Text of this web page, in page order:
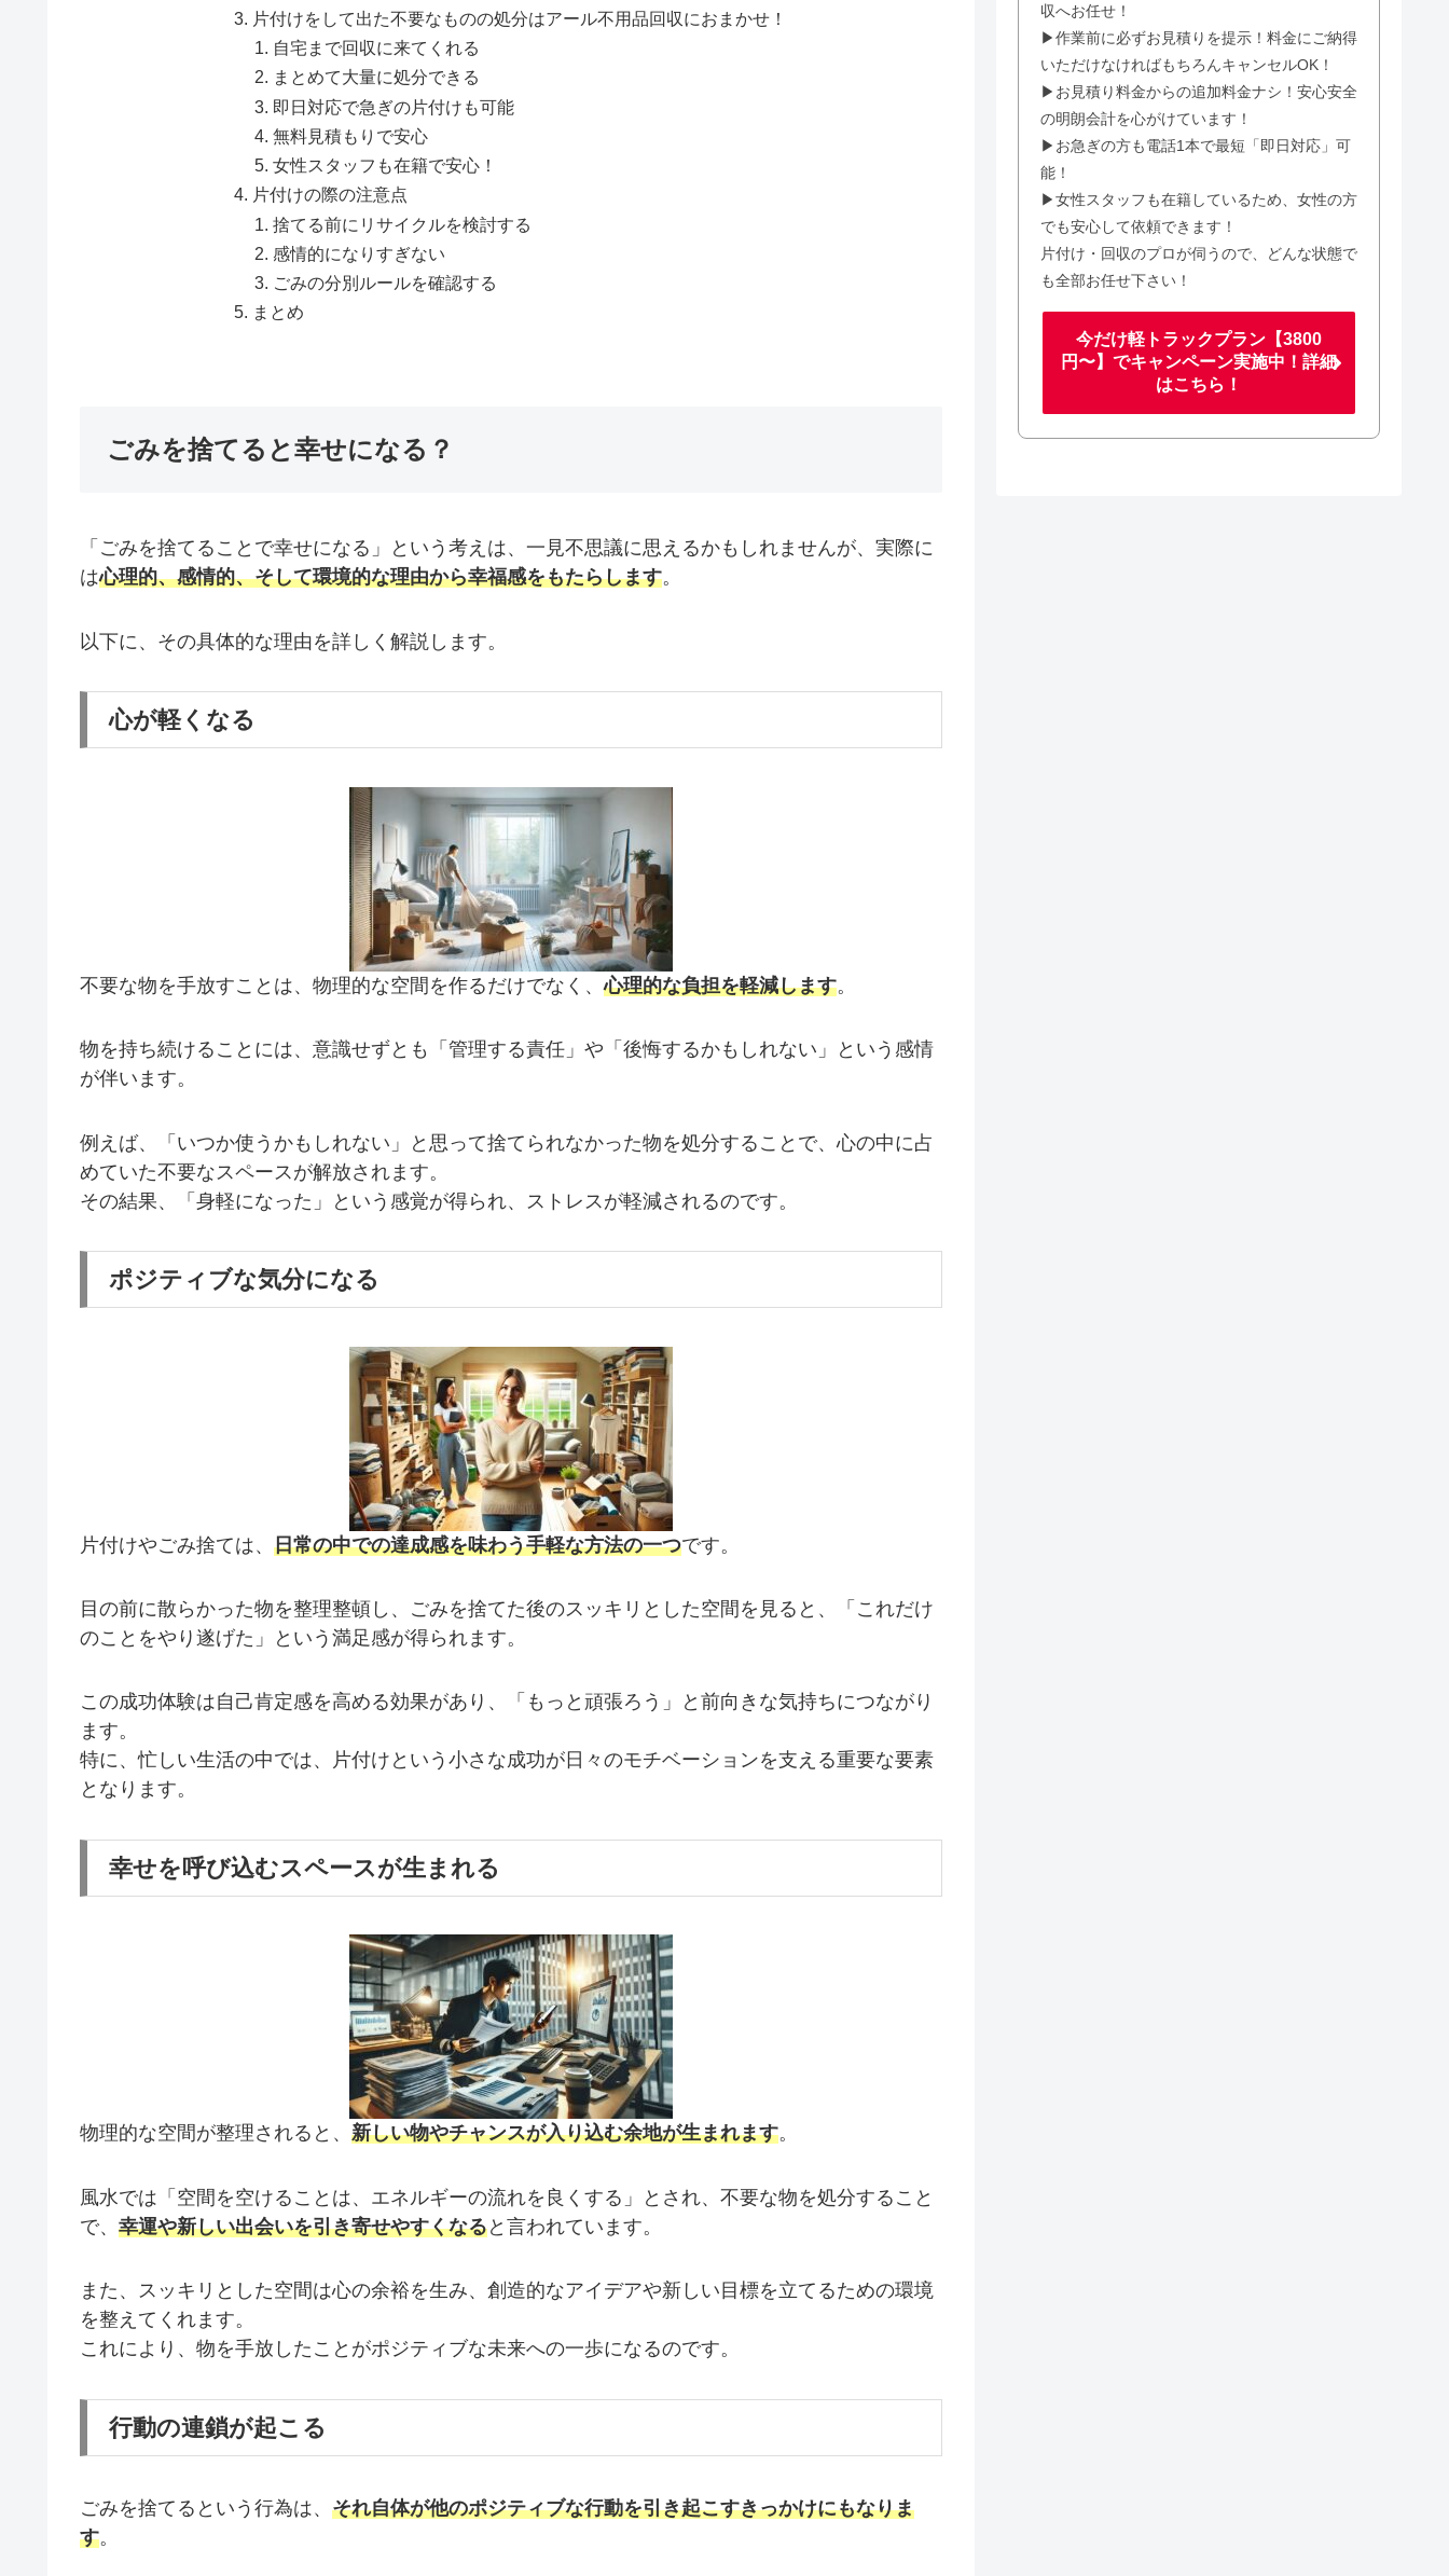
片付けをして出た不要なものの処分はアール不用品回収におまかせ！
自宅まで回収に来てくれる
まとめて大量に処分できる
即日対応で急ぎの片付けも可能
無料見積もりで安心
女性スタッフも在籍で安心！
片付けの際の注意点
捨てる前にリサイクルを検討する
感情的になりすぎない
ごみの分別ルールを確認する
まとめ
ごみを捨てると幸せになる？
「ごみを捨てることで幸せになる」という考えは、一見不思議に思えるかもしれませんが、実際に
は心理的、感情的、そして環境的な理由から幸福感をもたらします。
以下に、その具体的な理由を詳しく解説します。
心が軽くなる
不要な物を手放すことは、物理的な空間を作るだけでなく、心理的な負担を軽減します。
物を持ち続けることには、意識せずとも「管理する責任」や「後悔するかもしれない」という感情
が伴います。
例えば、「いつか使うかもしれない」と思って捨てられなかった物を処分することで、心の中に占
めていた不要なスペースが解放されます。
その結果、「身軽になった」という感覚が得られ、ストレスが軽減されるのです。
ポジティブな気分になる
片付けやごみ捨ては、 日常の中での達成感を味わう手軽な方法の一つです。
目の前に散らかった物を整理整頓し、ごみを捨てた後のスッキリとした空間を見ると、「これだけ
のことをやり遂げた」という満足感が得られます。
この成功体験は自己肯定感を高める効果があり、「もっと頑張ろう」と前向きな気持ちにつながり
ます。
特に、忙しい生活の中では、片付けという小さな成功が日々のモチベーションを支える重要な要素
となります。
幸せを呼び込むスペースが生まれる
物理的な空間が整理されると、 新しい物やチャンスが入り込む余地が生まれます。
風水では「空間を空けることは、エネルギーの流れを良くする」とされ、不要な物を処分すること
で、 幸運や新しい出会いを引き寄せやすくなると言われています。
また、スッキリとした空間は心の余裕を生み、創造的なアイデアや新しい目標を立てるための環境
を整えてくれます。
これにより、物を手放したことがポジティブな未来への一歩になるのです。
行動の連鎖が起こる
ごみを捨てるという行為は、 それ自体が他のポジティブな行動を引き起こすきっかけにもなりま
す。
収へお任せ！
▶作業前に必ずお見積りを提示！料金にご納得
いただけなければもちろんキャンセルOK！
▶お見積り料金からの追加料金ナシ！安心安全
の明朗会計を心がけています！
▶お急ぎの方も電話1本で最短「即日対応」可
能！
▶女性スタッフも在籍しているため、女性の方
でも安心して依頼できます！
片付け・回収のプロが伺うので、どんな状態で
も全部お任せ下さい！
今だけ軽トラックプラン【3800
円〜】でキャンペーン実施中！詳細
はこちら！